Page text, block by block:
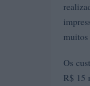
muitos
Os
R$ 15